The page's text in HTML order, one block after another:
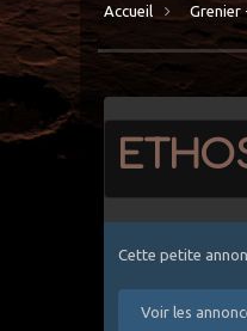
Accueil Grenier
Cette petite
Voir les